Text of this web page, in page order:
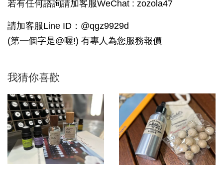
若有任何諮詢請加客服WeChat : zozola47
請加客服Line ID：@qgz9929d
(第一個字是@喔!) 有專人為您服務報價
我猜你喜歡